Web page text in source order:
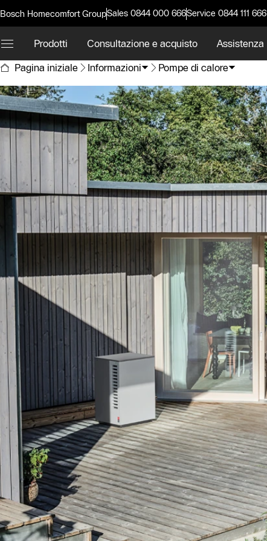
Bosch Homecomfort GroupSales 0844 000 666Service 0844 111 666
Prodotti Consultazione e acquisto Assistenza
Pagina iniziale
Informazioni Pompe di calore